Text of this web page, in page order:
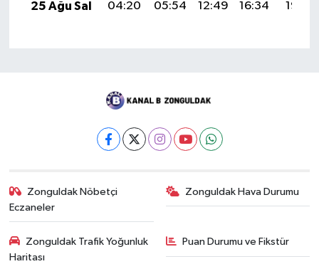
25 Ağu Sal
04:20 05:54 12:49 16:34 19:35
Zonguldak Nöbetçi
Eczaneler
Zonguldak Hava Durumu
Zonguldak Trafik Yoğunluk
Haritası
Puan Durumu ve Fikstür